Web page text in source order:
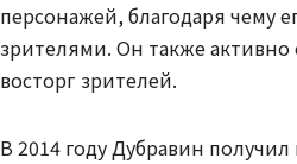
персонажей, благодаря чему
зрителями. Он также активно
восторг зрителей.
В 2014 году Дубравин